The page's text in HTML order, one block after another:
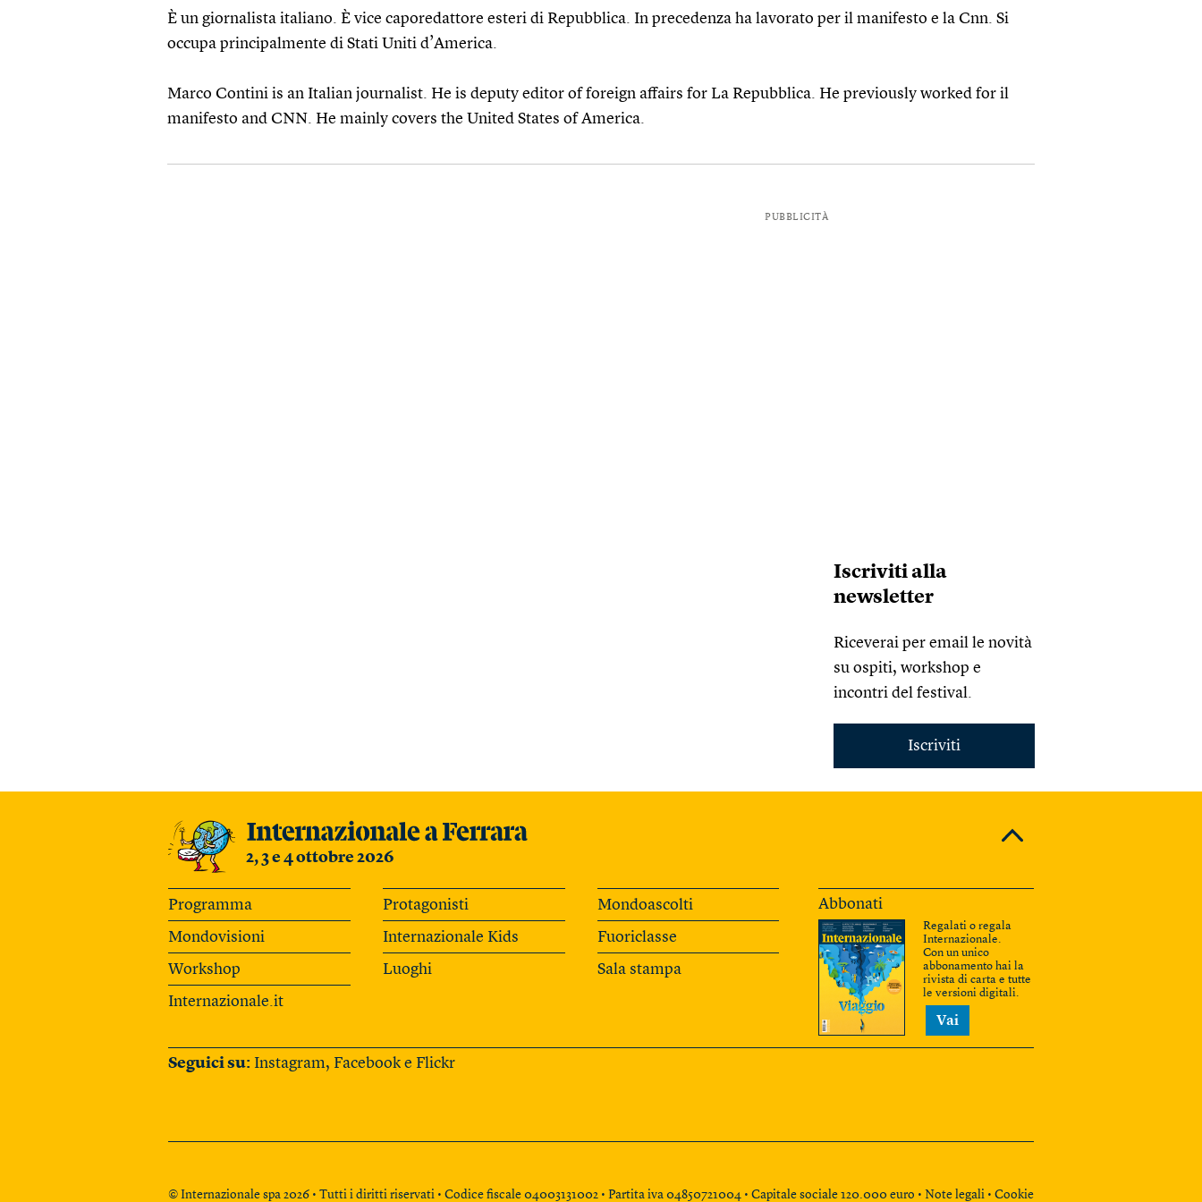
È un giornalista italiano. È vice caporedattore esteri di Repubblica. In precedenza ha lavorato per il manifesto e la Cnn. Si
occupa principalmente di Stati Uniti d’America.
Marco Contini is an Italian journalist. He is deputy editor of foreign affairs for La Repubblica. He previously worked for il
manifesto and CNN. He mainly covers the United States of America.
PUBBLICITÀ
Iscriviti alla
newsletter
Riceverai per email le novità
su ospiti, workshop e
incontri del festival.
Iscriviti
2, 3 e 4 ottobre 2026
Programma Protagonisti
Mondoascolti
Mondovisioni
Internazionale Kids
Fuoriclasse
Workshop
Luoghi
Sala stampa
Internazionale.it
Abbonati
Regalati o regala
Internazionale.
Con un unico
abbonamento hai la
rivista di carta e tutte
le versioni digitali.
Vai
Seguici su: Instagram, Facebook e Flickr
© Internazionale spa 2026 • Tutti i diritti riservati • Codice fiscale 04003131002 • Partita iva 04850721004 • Capitale sociale 120.000 euro • Note legali • Cookie